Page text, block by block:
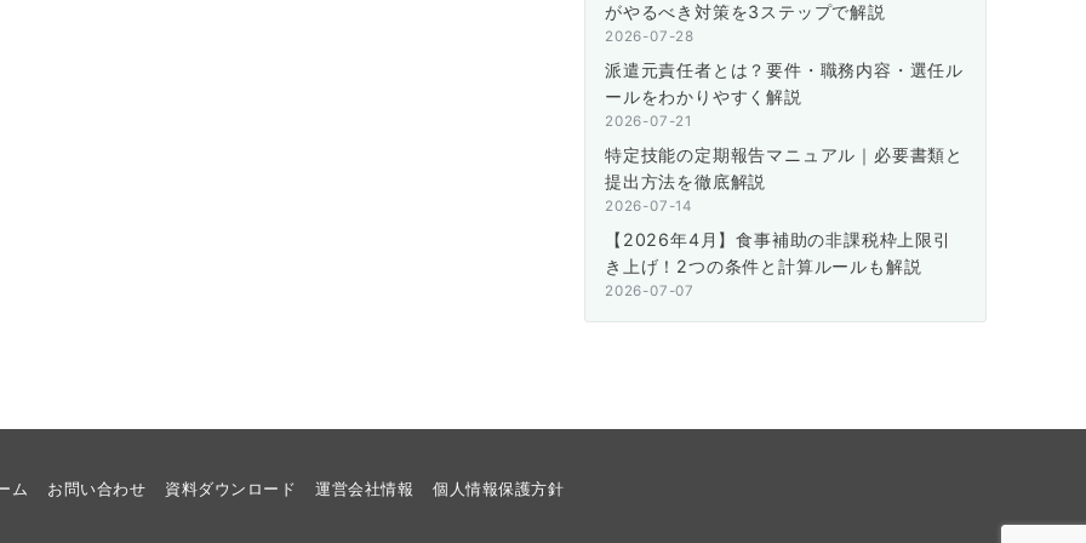
がやるべき対策を3ステップで解説
2026-07-28
派遣元責任者とは？要件・職務内容・選任ル
ールをわかりやすく解説
2026-07-21
特定技能の定期報告マニュアル｜必要書類と
提出方法を徹底解説
2026-07-14
【2026年4月】食事補助の非課税枠上限引
き上げ！2つの条件と計算ルールも解説
2026-07-07
ム お問い合わせ 資料ダウンロード 運営会社情報 個人情報保護方針